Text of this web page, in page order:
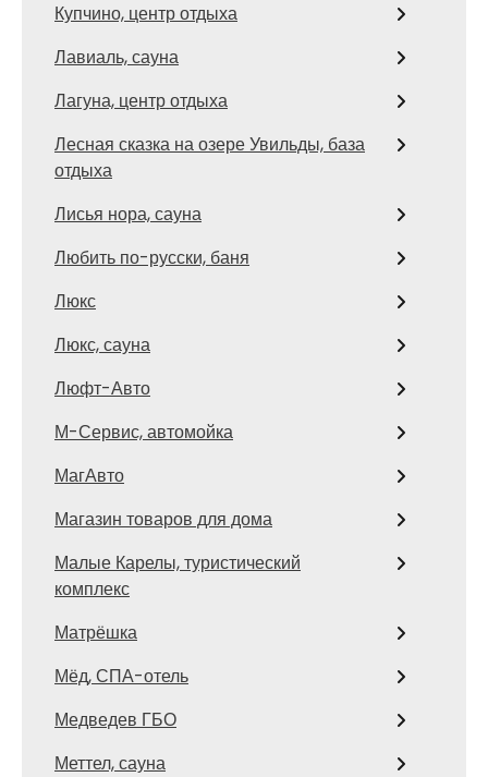
Купчино, центр отдыха
Лавиаль, сауна
Лагуна, центр отдыха
Лесная сказка на озере Увильды, база
отдыха
Лисья нора, сауна
Любить по-русски, баня
Люкс
Люкс, сауна
Люфт-Авто
М-Сервис, автомойка
МагАвто
Магазин товаров для дома
Малые Карелы, туристический
комплекс
Матрёшка
Мёд, СПА-отель
Медведев ГБО
Меттел, сауна